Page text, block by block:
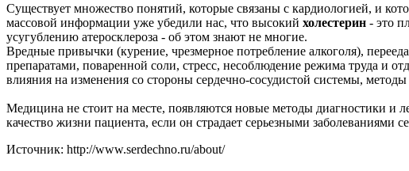
Существует множество понятий, которые связаны с кардиологией, и
массовой информации уже убедили нас, что высокий холестерин - это
усугублению атеросклероза - об этом знают не многие.
Вредные привычки (курение, чрезмерное потребление алкоголя),
препаратами, поваренной соли, стресс, несоблюдение режима труда и
влияния на изменения со стороны сердечно-сосудистой системы,
Медицина не стоит на месте, появляются новые методы диагностики и
качество жизни пациента, если он страдает серьезными заболеваниями
Источник: http://www.serdechno.ru/about/